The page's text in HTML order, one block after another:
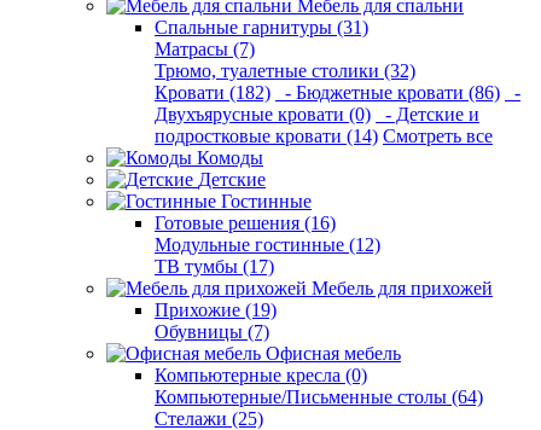
Мебель для спальни
Спальные гарнитуры (31)
Матрасы (7)
Трюмо, туалетные столики (32)
Кровати (182)
- Бюджетные кровати (86)
-
Двухъярусные кровати (0)
- Детские и
подростковые кровати (14) Смотреть все
Комоды
Детские
Гостинные
Готовые решения (16)
Модульные гостинные (12)
ТВ тумбы (17)
Мебель для прихожей
Прихожие (19)
Обувницы (7)
Офисная мебель
Компьютерные кресла (0)
Компьютерные/Письменные столы (64)
Стелажи (25)